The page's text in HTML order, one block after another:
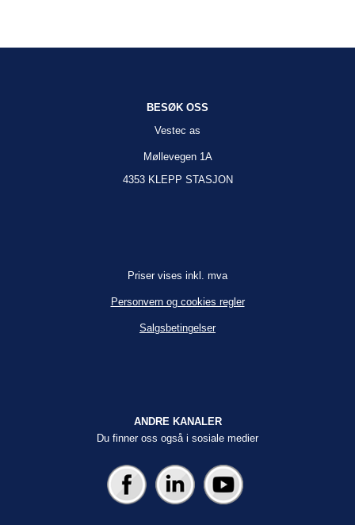
BESØK OSS
Vestec as
Møllevegen 1A
4353 KLEPP STASJON
Priser vises inkl. mva
Personvern og cookies regler
Salgsbetingelser
ANDRE KANALER
Du finner oss også i sosiale medier